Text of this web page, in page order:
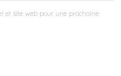
et site web pour une prochaine